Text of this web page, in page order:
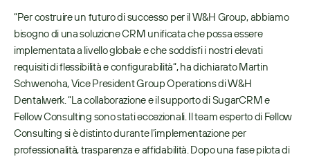
“Per costruire un futuro di successo per il W&H Group, abbiamo
bisogno di una soluzione CRM unificata che possa essere
implementata a livello globale e che soddisfi i nostri elevati
requisiti di flessibilità e configurabilità“, ha dichiarato Martin
Schwenoha, Vice President Group Operations di W&H
Dentalwerk. “La collaborazione e il supporto di SugarCRM e
Fellow Consulting sono stati eccezionali. Il team esperto di Fellow
Consulting si è distinto durante l’implementazione per
professionalità, trasparenza e affidabilità. Dopo una fase pilota di